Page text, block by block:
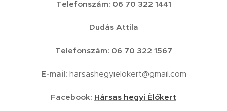
Telefonszám: 06 70 322 1441
Dudás Attila
Telefonszám: 06 70 322 1567
E-mail: harsashegyielokert@gmail.com
Facebook: Hársas hegyi Élőkert